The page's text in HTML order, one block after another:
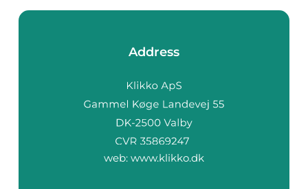
Address
web: www.klikko.dk